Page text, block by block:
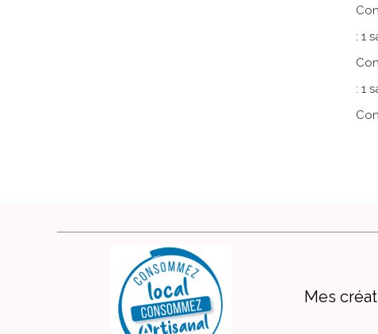
: 1 sac vrac
Confectionné
: 1 sac vrac
Confectionné
Mes